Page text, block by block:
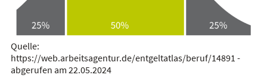
Quelle:
https://web.arbeitsagentur.de/entgeltatlas/beruf/14891 -
abgerufen am 22.05.2024